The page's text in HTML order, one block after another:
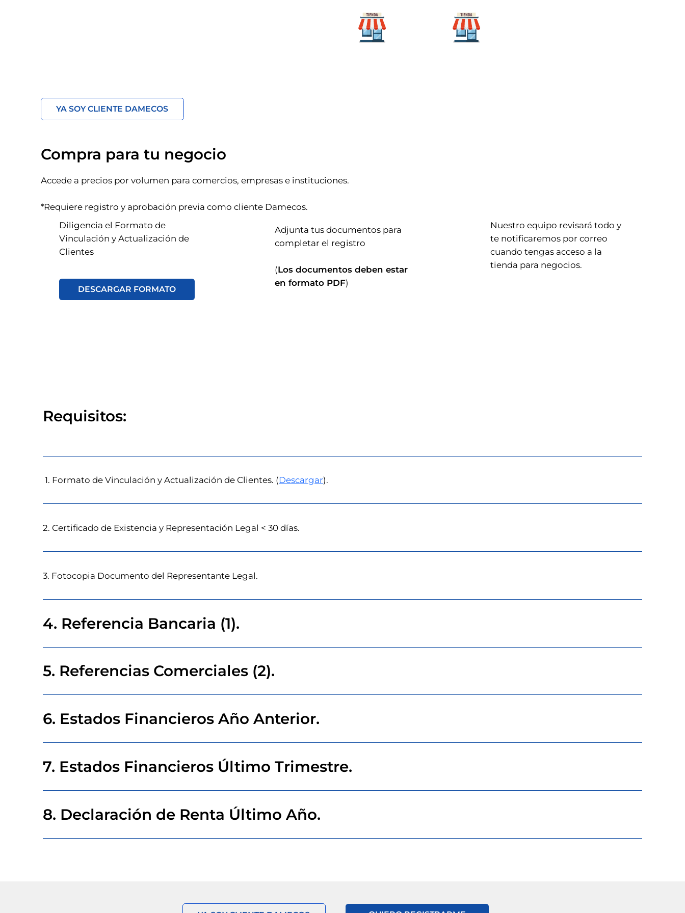
YA SOY CLIENTE DAMECOS
Compra para tu negocio
Accede a precios por volumen para comercios, empresas e instituciones.
*Requiere registro y aprobación previa como cliente Damecos.
Diligencia el Formato de
Vinculación y Actualización de
Clientes
DESCARGAR FORMATO
Adjunta tus documentos para
completar el registro
(Los documentos deben estar
en formato PDF)
Nuestro equipo revisará todo y
te notificaremos por correo
cuando tengas acceso a la
tienda para negocios.
Requisitos:
1. Formato de Vinculación y Actualización de Clientes. (Descargar).
2. Certificado de Existencia y Representación Legal < 30 días.
3. Fotocopia Documento del Representante Legal.
4. Referencia Bancaria (1).
5. Referencias Comerciales (2).
6. Estados Financieros Año Anterior.
7. Estados Financieros Último Trimestre.
8. Declaración de Renta Último Año.